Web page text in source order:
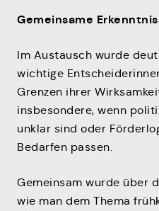
Gemeinsame
Im Austausch wurde
wichtige
Grenzen ihrer
insbesondere, wenn
unklar sind oder
Bedarfen passen.
Gemeinsam wurde über
wie man dem Thema